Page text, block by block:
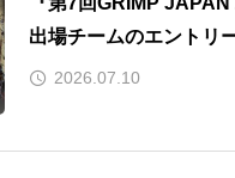
出場チームのエントリ
2026.07.10